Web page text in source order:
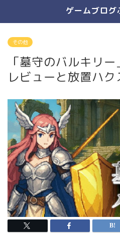
ゲームブログ
その他
「墓守のバルキリ
レビューと放置ハ